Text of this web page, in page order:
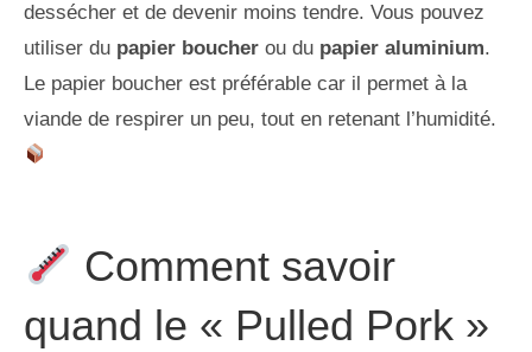
dessécher et de devenir moins tendre. Vous pouvez
utiliser du papier boucher ou du papier aluminium.
Le papier boucher est préférable car il permet à la
viande de respirer un peu, tout en retenant l’humidité.
Comment savoir
quand le « Pulled Pork »